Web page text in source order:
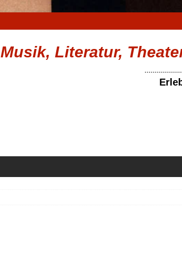
Musik, Literatur,